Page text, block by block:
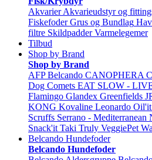
Akvarier Akvarieudstyr og
Fiskefoder Grus og Bundlag
filtre Skildpadder Varmelegemer
Tilbud
Shop by Brand
Shop by Brand
AFP Belcando CANOPHERA
Dog Comets EAT SLOW -
Flamingo Glandex Greenfields
KONG Kovaline Leonardo Oil'it
Scruffs Serrano - Mediterranean
Snack'it Taki Truly VeggiePet
Belcando Hundefoder
Belcando Hundefoder